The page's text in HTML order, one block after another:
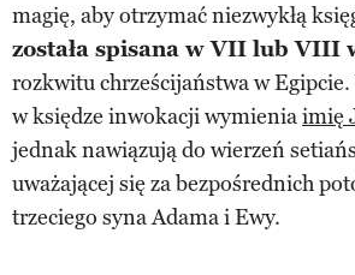
magię, aby otrzymać niezwykłą
została spisana w VII lub VIII
rozkwitu chrześcijaństwa w
w księdze inwokacji wymieniaimię
jednak nawiązują do wierzeń
uważającej się za bezpośrednich
trzeciego syna Adama i Ewy.